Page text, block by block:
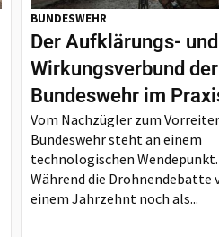
BUNDESWEHR
Der Aufklärungs- und
Wirkungsverbund der
Bundeswehr im
Vom Nachzügler zum
Bundeswehr steht an einem
technologischen Wendepunkt.
Während die Drohnendebatte
einem Jahrzehnt noch als...